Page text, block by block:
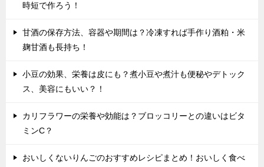
時短で作ろう！
甘酒の保存方法、容器や期間は？冷凍すれば手作り酒粕・米
麹甘酒も長持ち！
小豆の効果、栄養は皮にも？煮小豆や煮汁も便秘やデトック
ス、美容にもいい？！
カリフラワーの栄養や効能は？ブロッコリーとの違いはビタ
ミンC？
おいしくないりんごのおすすめレシピまとめ！おいしく食べ